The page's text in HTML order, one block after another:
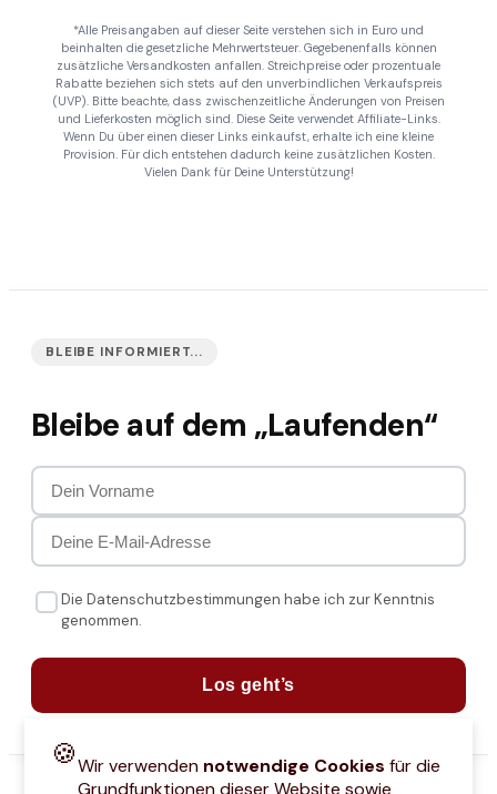
*Alle Preisangaben auf dieser Seite verstehen sich in Euro und
beinhalten die gesetzliche Mehrwertsteuer. Gegebenenfalls können
zusätzliche Versandkosten anfallen. Streichpreise oder prozentuale
Rabatte beziehen sich stets auf den unverbindlichen Verkaufspreis
(UVP). Bitte beachte, dass zwischenzeitliche Änderungen von Preisen
und Lieferkosten möglich sind. Diese Seite verwendet Affiliate-Links.
Wenn Du über einen dieser Links einkaufst, erhalte ich eine kleine
Provision. Für dich entstehen dadurch keine zusätzlichen Kosten.
Vielen Dank für Deine Unterstützung!
BLEIBE INFORMIERT...
Bleibe auf dem „Laufenden“
Die Datenschutzbestimmungen habe ich zur Kenntnis
genommen.
Los geht’s
🍪Wir verwenden notwendige Cookies für die
Grundfunktionen dieser Website sowie